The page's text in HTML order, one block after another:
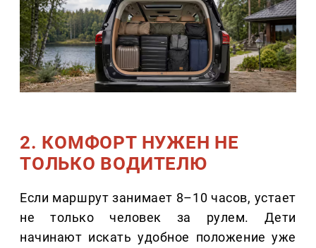
2. КОМФОРТ НУЖЕН НЕ
ТОЛЬКО ВОДИТЕЛЮ
Если маршрут занимает 8–10 часов, устает
не только человек за рулем. Дети
начинают искать удобное положение уже